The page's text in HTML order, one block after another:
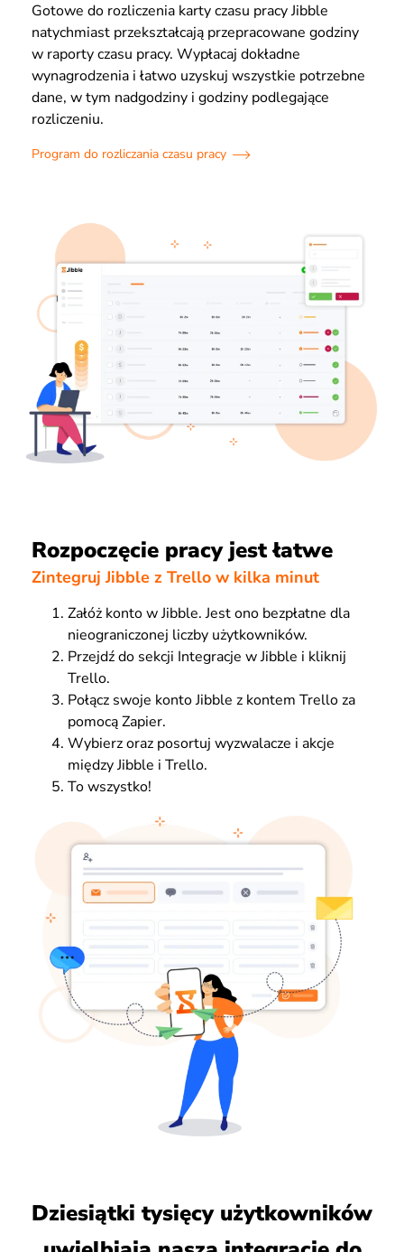
Gotowe do rozliczenia karty czasu pracy Jibble
natychmiast przekształcają przepracowane godziny
w raporty czasu pracy. Wypłacaj dokładne
wynagrodzenia i łatwo uzyskuj wszystkie potrzebne
dane, w tym nadgodziny i godziny podlegające
rozliczeniu.
Program do rozliczania czasu pracy
Rozpoczęcie pracy jest łatwe
Zintegruj Jibble z Trello w kilka minut
Załóż konto w Jibble. Jest ono bezpłatne dla
nieograniczonej liczby użytkowników.
Przejdź do sekcji Integracje w Jibble i kliknij
Trello.
Połącz swoje konto Jibble z kontem Trello za
pomocą Zapier.
Wybierz oraz posortuj wyzwalacze i akcje
między Jibble i Trello.
To wszystko!
Dziesiątki tysięcy użytkowników